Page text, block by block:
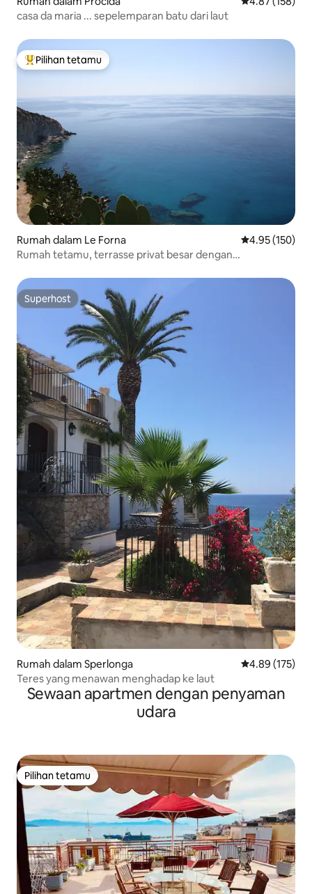
casa da maria ... sepelemparan batu dari laut
Pilihan utama tetamu
Pilihan tetamu
Rumah dalam Le Forna Penarafan
4.95 (150)
Rumah tetamu, terrasse privat besar dengan
Superhost
Superhost
Rumah dalam Sperlonga Penarafan
4.89 (175)
Teres yang menawan menghadap ke laut
Sewaan apartmen dengan penyaman
udara
Pilihan tetamu
Pilihan tetamu